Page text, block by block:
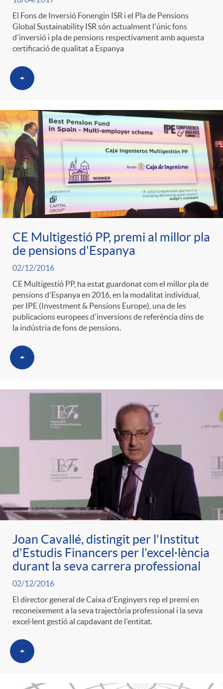
El Fons de Inversió Fonengin ISR i el Pla de Pensions
Global Sustainability ISR són actualment l'únic fons
d'inversió i pla de pensions respectivament amb aquesta
certificació de qualitat a Espanya
+
CE Multigestió PP, premi al millor pla
de pensions d'Espanya
02/12/2016
CE Multigestió PP, ha estat guardonat com el millor pla de
pensions d'Espanya en 2016, en la modalitat individual,
per IPE (Investment & Pensions Europe), una de les
publicacions europees d'inversions de referència dins de
la indústria de fons de pensions.
+
Joan Cavallé, distingit per l'Institut
d'Estudis Financers per l'excel·lència
durant la seva carrera professional
02/12/2016
El director general de Caixa d'Enginyers rep el premi en
reconeixement a la seva trajectòria professional i la seva
excel·lent gestió al capdavant de l'entitat.
+